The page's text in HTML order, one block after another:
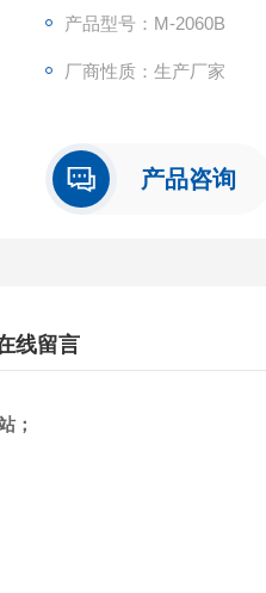
产品型号：M-2060B
厂商性质：生产厂家
产品咨询
线留言
；